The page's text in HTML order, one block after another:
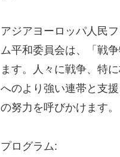
アジアヨーロッパ人民
ム平和委員会は、「戦
ます。人々に戦争、特
へのより強い連帯と支
の努力を呼びかけます。
プログラム: